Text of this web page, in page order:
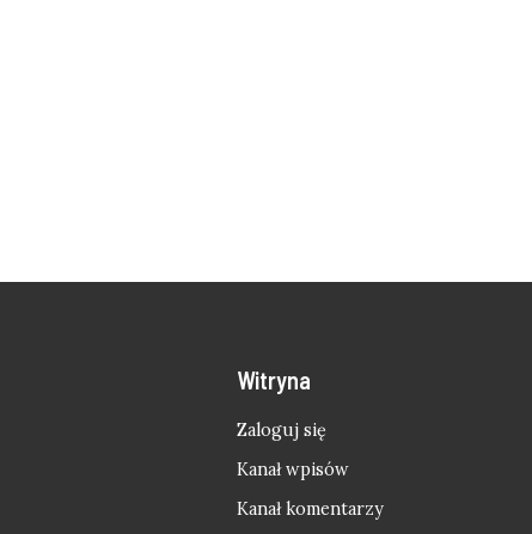
Witryna
Zaloguj się
Kanał wpisów
Kanał komentarzy